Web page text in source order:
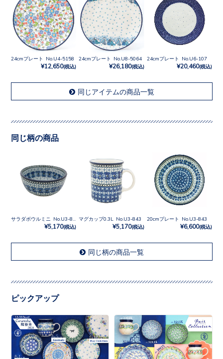
24cmプレート No.U4-5158
¥12,650(税込)
24cmプレート No.U8-5064
¥26,180(税込)
24cmプレート No.U6-107
¥20,460(税込)
同じアイテムの商品一覧
同じ柄の商品
¥5,170(税込)
マグカップ0.3L No.U3-843
¥5,170(税込)
20cmプレート No.U3-843
¥6,600(税込)
同じ柄の商品一覧
ピックアップ